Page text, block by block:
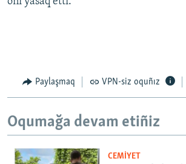
Paylaşmaq VPN-siz oquñız
Oqumağa devam etiñiz
CEMİYET